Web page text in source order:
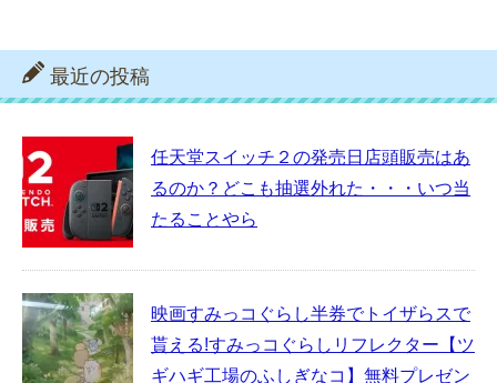
最近の投稿
任天堂スイッチ２の発売日店頭販売はあ
るのか？どこも抽選外れた・・・いつ当
たることやら
映画すみっコぐらし半券でトイザらスで
貰える!すみっコぐらしリフレクター【ツ
ギハギ工場のふしぎなコ】無料プレゼン